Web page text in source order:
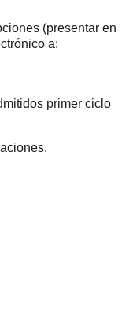
(presentar en
a:
primer ciclo